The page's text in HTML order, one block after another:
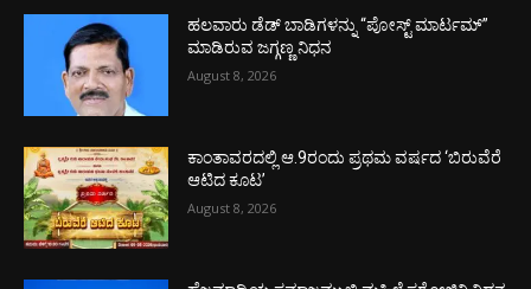
ಹಲವಾರು ಡೆಡ್ ಬಾಡಿಗಳನ್ನು “ಪೋಸ್ಟ್ ಮಾರ್ಟಮ್”
ಮಾಡಿರುವ ಜಗ್ಗಣ್ಣ ನಿಧನ
August 8, 2026
ಕಾಂತಾವರದಲ್ಲಿ ಆ.9ರಂದು ಪ್ರಥಮ ವರ್ಷದ ‘ಬಿರುವೆರೆ
ಆಟಿದ ಕೂಟ’
August 8, 2026